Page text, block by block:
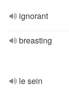
ignorant
breasting
le sein